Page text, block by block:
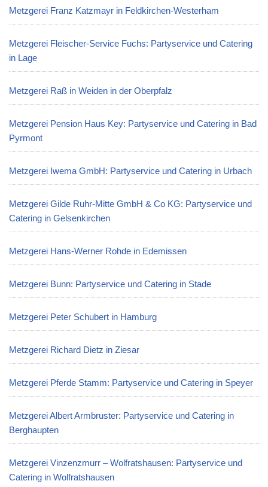
Metzgerei Franz Katzmayr in Feldkirchen-Westerham
Metzgerei Fleischer-Service Fuchs: Partyservice und Catering
in Lage
Metzgerei Raß in Weiden in der Oberpfalz
Metzgerei Pension Haus Key: Partyservice und Catering in Bad
Pyrmont
Metzgerei Iwema GmbH: Partyservice und Catering in Urbach
Metzgerei Gilde Ruhr-Mitte GmbH & Co KG: Partyservice und
Catering in Gelsenkirchen
Metzgerei Hans-Werner Rohde in Edemissen
Metzgerei Bunn: Partyservice und Catering in Stade
Metzgerei Peter Schubert in Hamburg
Metzgerei Richard Dietz in Ziesar
Metzgerei Pferde Stamm: Partyservice und Catering in Speyer
Metzgerei Albert Armbruster: Partyservice und Catering in
Berghaupten
Metzgerei Vinzenzmurr – Wolfratshausen: Partyservice und
Catering in Wolfratshausen